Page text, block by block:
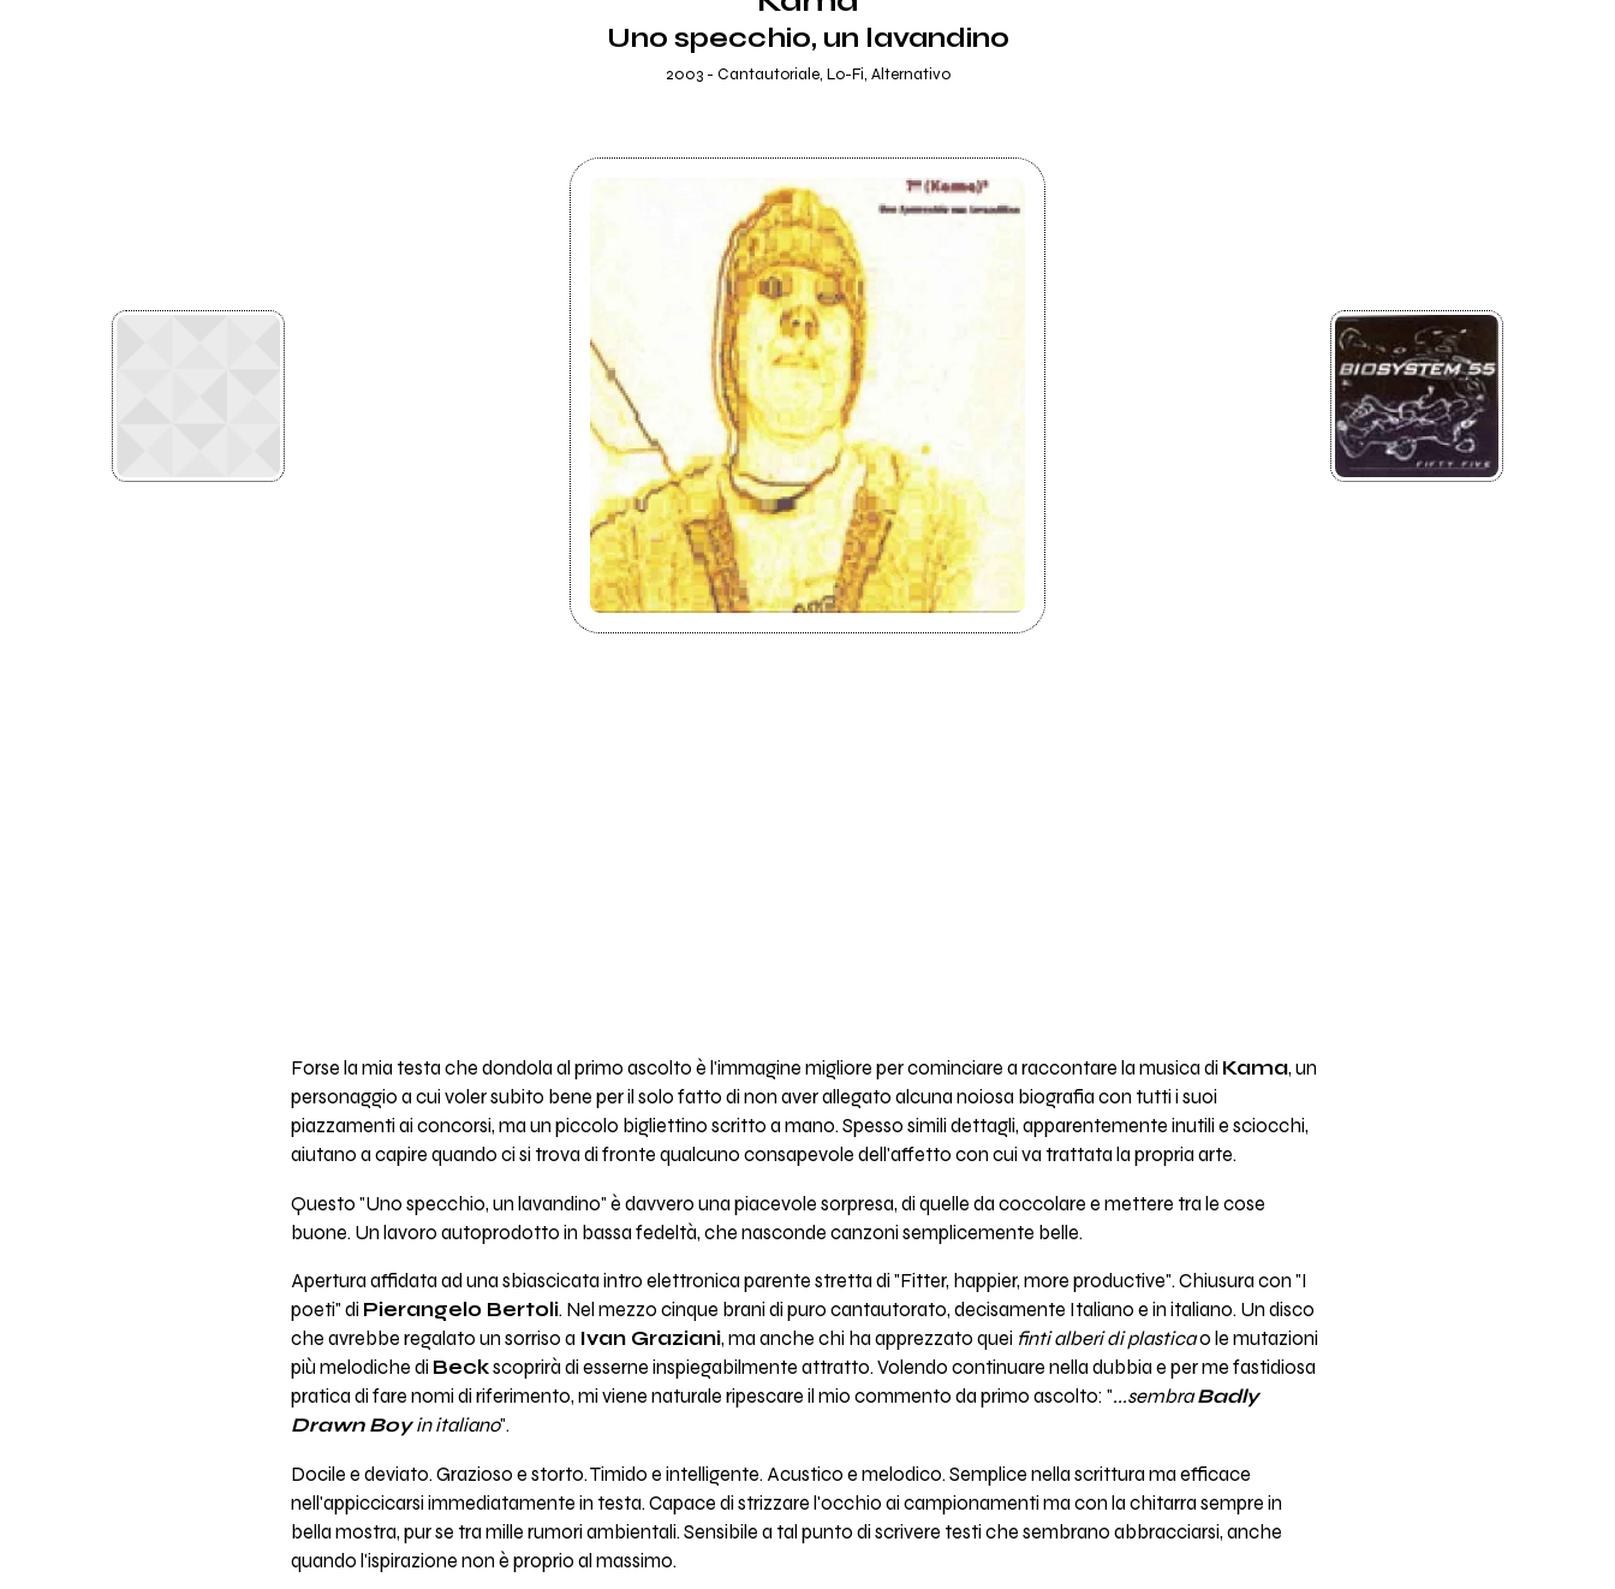
Uno specchio, un lavandino
2003 - Cantautoriale, Lo-Fi, Alternativo
Forse la mia testa che dondola al primo ascolto è l'immagine migliore per cominciare a raccontare la musica di Kama, un
personaggio a cui voler subito bene per il solo fatto di non aver allegato alcuna noiosa biografia con tutti i suoi
piazzamenti ai concorsi, ma un piccolo bigliettino scritto a mano. Spesso simili dettagli, apparentemente inutili e sciocchi,
aiutano a capire quando ci si trova di fronte qualcuno consapevole dell'affetto con cui va trattata la propria arte.
Questo "Uno specchio, un lavandino" è davvero una piacevole sorpresa, di quelle da coccolare e mettere tra le cose
buone. Un lavoro autoprodotto in bassa fedeltà, che nasconde canzoni semplicemente belle.
Apertura affidata ad una sbiascicata intro elettronica parente stretta di "Fitter, happier, more productive". Chiusura con "I
poeti" di Pierangelo Bertoli. Nel mezzo cinque brani di puro cantautorato, decisamente Italiano e in italiano. Un disco
che avrebbe regalato un sorriso a Ivan Graziani, ma anche chi ha apprezzato quei finti alberi di plasticao le mutazioni
più melodiche di Beckscoprirà di esserne inspiegabilmente attratto. Volendo continuare nella dubbia e per me fastidiosa
pratica di fare nomi di riferimento, mi viene naturale ripescare il mio commento da primo ascolto: "...sembraBadly
Drawn Boyin italiano".
Docile e deviato. Grazioso e storto. Timido e intelligente. Acustico e melodico. Semplice nella scrittura ma efficace
nell'appiccicarsi immediatamente in testa. Capace di strizzare l'occhio ai campionamenti ma con la chitarra sempre in
bella mostra, pur se tra mille rumori ambientali. Sensibile a tal punto di scrivere testi che sembrano abbracciarsi, anche
quando l'ispirazione non è proprio al massimo.